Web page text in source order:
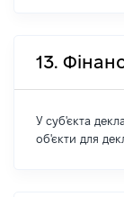
13.
У суб'єкта
об'єкти для